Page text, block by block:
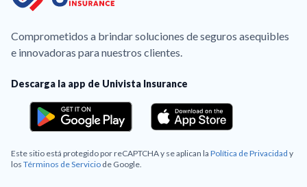
Comprometidos a brindar soluciones de seguros asequibles
e innovadoras para nuestros clientes.
Descarga la app de Univista Insurance
Este sitio está protegido por reCAPTCHA y se aplican la Política de Privacidad y
los Términos de Servicio de Google.